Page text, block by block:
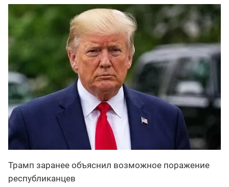
Трамп заранее объяснил возможное поражение
республиканцев